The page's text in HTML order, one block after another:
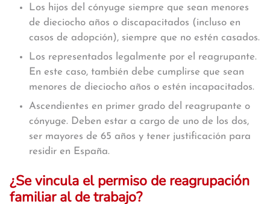
Los hijos del cónyuge siempre que sean menores
de dieciocho años o discapacitados (incluso en
casos de adopción), siempre que no estén casados.
Los representados legalmente por el reagrupante.
En este caso, también debe cumplirse que sean
menores de dieciocho años o estén incapacitados.
Ascendientes en primer grado del reagrupante o
cónyuge. Deben estar a cargo de uno de los dos,
ser mayores de 65 años y tener justificación para
residir en España.
¿Se vincula el permiso de reagrupación
familiar al de trabajo?